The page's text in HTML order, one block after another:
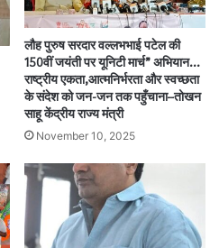
लौह पुरुष सरदार वल्लभभाई पटेल की
150वीं जयंती पर यूनिटी मार्च” अभियान…
राष्ट्रीय एकता,आत्मनिर्भरता और स्वच्छता
के संदेश को जन-जन तक पहुँचाना–तोखन
साहू केंद्रीय राज्य मंत्री
November 10, 2025